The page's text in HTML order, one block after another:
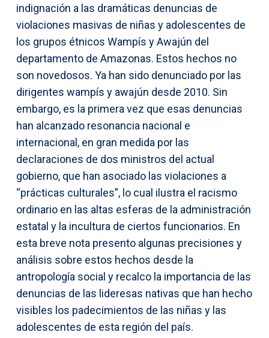
indignación a las dramáticas denuncias de
violaciones masivas de niñas y adolescentes de
los grupos étnicos Wampís y Awajún del
departamento de Amazonas. Estos hechos no
son novedosos. Ya han sido denunciado por las
dirigentes wampís y awajún desde 2010. Sin
embargo, es la primera vez que esas denuncias
han alcanzado resonancia nacional e
internacional, en gran medida por las
declaraciones de dos ministros del actual
gobierno, que han asociado las violaciones a
“prácticas culturales”, lo cual ilustra el racismo
ordinario en las altas esferas de la administración
estatal y la incultura de ciertos funcionarios. En
esta breve nota presento algunas precisiones y
análisis sobre estos hechos desde la
antropología social y recalco la importancia de las
denuncias de las lideresas nativas que han hecho
visibles los padecimientos de las niñas y las
adolescentes de esta región del país.